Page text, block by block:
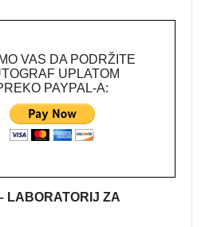
VAS DA PODRŽITE
UPLATOM
PAYPAL-A:
LABORATORIJ ZA